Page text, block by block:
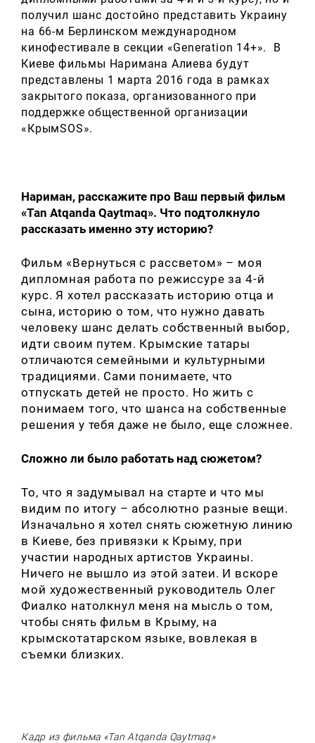
получил шанс достойно представить Украину
на 66-м Берлинском международном
кинофестивале в секции «Generation 14+». В
Киеве фильмы Наримана Алиева будут
представлены 1 марта 2016 года в рамках
закрытого показа, организованного при
поддержке общественной организации
«КрымSOS».
Нариман, расскажите про Ваш первый фильм
«Tan Atqanda Qaytmaq». Что подтолкнуло
рассказать именно эту историю?
Фильм «Вернуться с рассветом» – моя
дипломная работа по режиссуре за 4-й
курс. Я хотел рассказать историю отца и
сына, историю о том, что нужно давать
человеку шанс делать собственный выбор,
идти своим путем. Крымские татары
отличаются семейными и культурными
традициями. Сами понимаете, что
отпускать детей не просто. Но жить с
понимаем того, что шанса на собственные
решения у тебя даже не было, еще сложнее.
Сложно ли было работать над сюжетом?
То, что я задумывал на старте и что мы
видим по итогу – абсолютно разные вещи.
Изначально я хотел снять сюжетную линию
в Киеве, без привязки к Крыму, при
участии народных артистов Украины.
Ничего не вышло из этой затеи. И вскоре
мой художественный руководитель Олег
Фиалко натолкнул меня на мысль о том,
чтобы снять фильм в Крыму, на
крымскотатарском языке, вовлекая в
съемки близких.
Кадр из фильма «Tan Atqanda Qaytmaq»